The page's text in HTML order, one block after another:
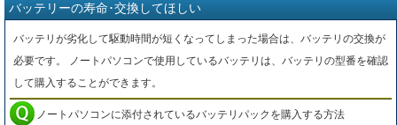
バッテリーの寿命･交換してほしい
バッテリが劣化して駆動時間が短くなってしまった場合は、バッテリの交換が
必要です。 ノートパソコンで使用しているバッテリは、バッテリの型番を確認
して購入することができます。
ノートパソコンに添付されているバッテリパックを購入する方法